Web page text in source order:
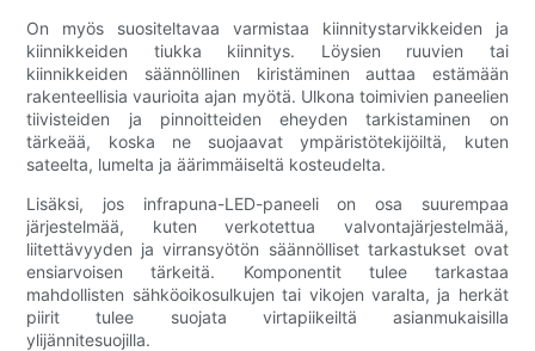
On myös suositeltavaa varmistaa kiinnitystarvikkeiden ja
kiinnikkeiden tiukka kiinnitys. Löysien ruuvien tai
kiinnikkeiden säännöllinen kiristäminen auttaa estämään
rakenteellisia vaurioita ajan myötä. Ulkona toimivien paneelien
tiivisteiden ja pinnoitteiden eheyden tarkistaminen on
tärkeää, koska ne suojaavat ympäristötekijöiltä, ​​kuten
sateelta, lumelta ja äärimmäiseltä kosteudelta.
Lisäksi, jos infrapuna-LED-paneeli on osa suurempaa
järjestelmää, kuten verkotettua valvontajärjestelmää,
liitettävyyden ja virransyötön säännölliset tarkastukset ovat
ensiarvoisen tärkeitä. Komponentit tulee tarkastaa
mahdollisten sähköoikosulkujen tai vikojen varalta, ja herkät
piirit tulee suojata virtapiikeiltä asianmukaisilla
ylijännitesuojilla.